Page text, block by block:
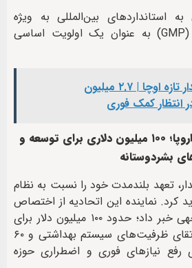
استانداردهای بین‌المللی به ویژه
معیارهای تولید خوب (GMP) به عنوان یک اولویت اساسی
هشدار تازه اوچا | ۲.۷ میلیون
انتظار کمک فوری
بسته حمایتی اتحادیه اروپا؛ ۱۰۰ میلیون دلاری برای توسعه و
تعهد بلندمدت خود را نسبت به نظام
کرد. نماینده این اتحادیه از اختصاص
بسته حمایتی قابل توجهی خبر داد؛ حدود ۱۰۰ میلیون دلار برای
پروژه‌های زیربنایی و ارتقای ظرفیت‌های سیستم بهداشتی و ۶۰
برای رفع نیازهای فوری و اضطراری حوزه